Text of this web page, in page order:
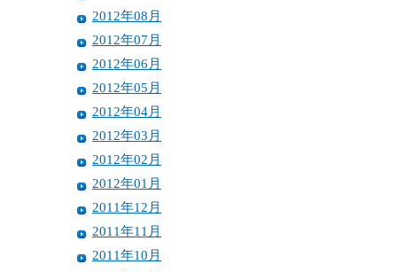
2012年08月
2012年07月
2012年06月
2012年05月
2012年04月
2012年03月
2012年02月
2012年01月
2011年12月
2011年11月
2011年10月